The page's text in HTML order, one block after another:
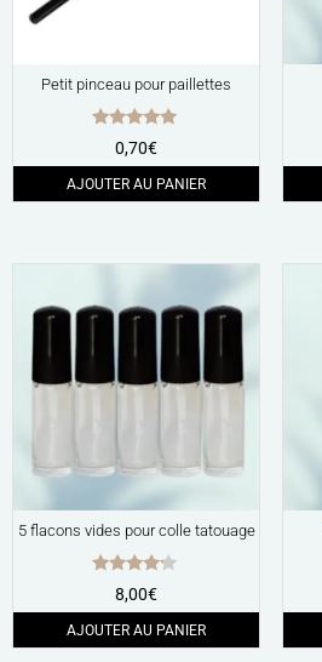
Petit pinceau pour paillettes
Note
5.00
0,70€
AJOUTER AU PANIER
5 flacons vides pour colle tatouage
Note
4.00
sur 5
8,00€
AJOUTER AU PANIER